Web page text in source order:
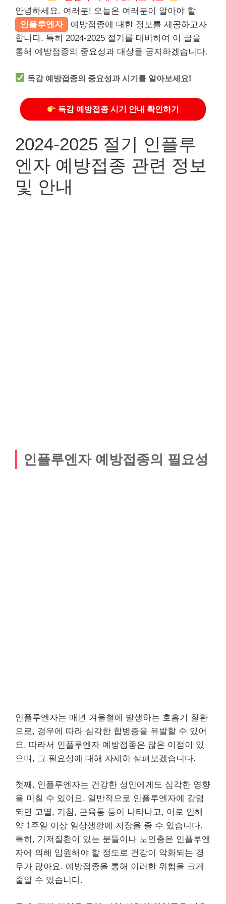
안녕하세요. 여러분! 오늘은 여러분이 알아야 할
인플루엔자
예방접종에 대한 정보를 제공하고자
합니다. 특히 2024-2025 절기를 대비하여 이 글을
통해 예방접종의 중요성과 대상을 공지하겠습니다.
독감 예방접종의 중요성과 시기를 알아보세요!
독감 예방접종 시기 안내 확인하기
2024-2025 절기 인플루
엔자 예방접종 관련 정보
및 안내
인플루엔자 예방접종의 필요성
인플루엔자는 매년 겨울철에 발생하는 호흡기 질환
으로, 경우에 따라 심각한 합병증을 유발할 수 있어
요. 따라서 인플루엔자 예방접종은 많은 이점이 있
으며, 그 필요성에 대해 자세히 살펴보겠습니다.
첫째, 인플루엔자는 건강한 성인에게도 심각한 영향
을 미칠 수 있어요. 일반적으로 인플루엔자에 감염
되면 고열, 기침, 근육통 등이 나타나고, 이로 인해
약 1주일 이상 일상생활에 지장을 줄 수 있습니다.
특히, 기저질환이 있는 분들이나 노인층은 인플루엔
자에 의해 입원해야 할 정도로 건강이 악화되는 경
우가 많아요. 예방접종을 통해 이러한 위험을 크게
줄일 수 있습니다.